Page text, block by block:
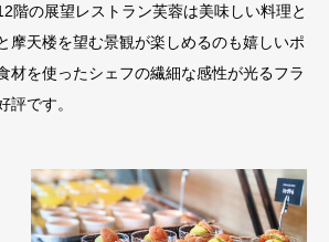
階の展望レストラン芙蓉は美味しい料理と
摩天楼を望む景観が楽しめるのも嬉しいポ
材を使ったシェフの繊細な感性が光るフラ
評です。